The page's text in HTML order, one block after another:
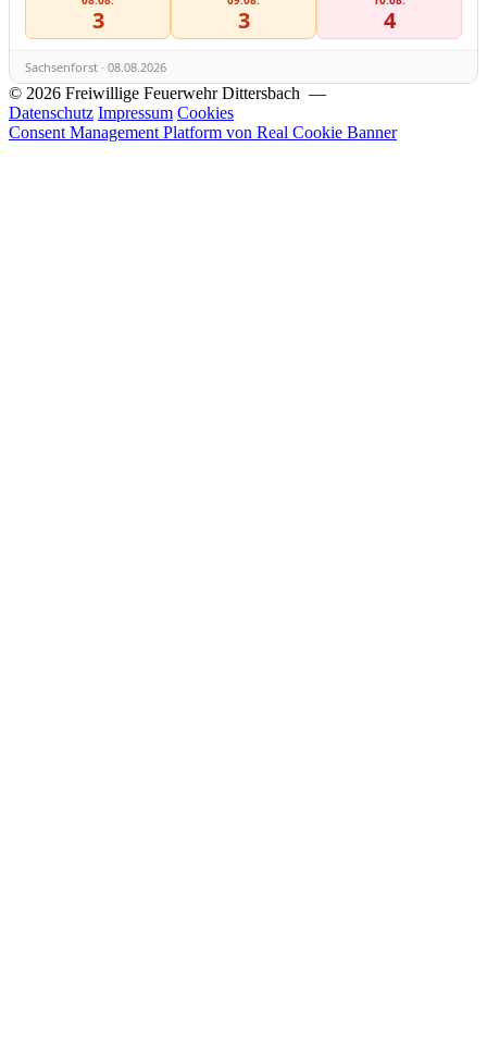
3 3 4
Sachsenforst · 08.08.2026
© 2026 Freiwillige Feuerwehr Dittersbach —
Datenschutz Impressum Cookies
Consent Management Platform von Real Cookie Banner